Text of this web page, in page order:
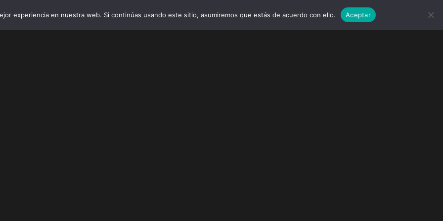
INICIO VIBRO AI EMPRESAS Y MARCAS EVENTOS WEDDINGS CONTACTO
experiencia en nuestra web. Si continúas usando este sitio, asumiremos que estás de acuerdo con ello. Aceptar